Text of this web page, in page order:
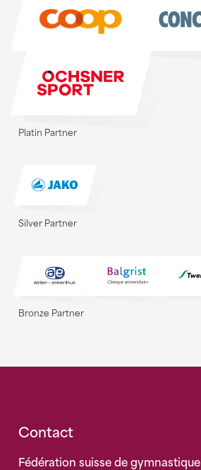
Platin Partner
Silver Partner
Bronze Partner
Fusszeile
Contact
Fédération suisse de gymnastique